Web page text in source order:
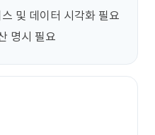
및 데이터 시각화 필요
명시 필요